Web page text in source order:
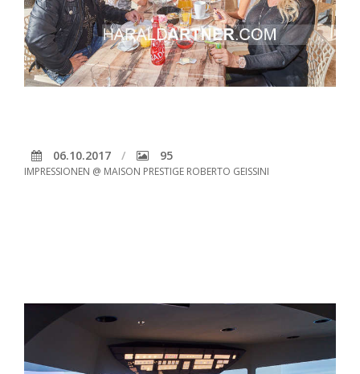
06.10.2017 95
IMPRESSIONEN @ MAISON PRESTIGE ROBERTO GEISSINI